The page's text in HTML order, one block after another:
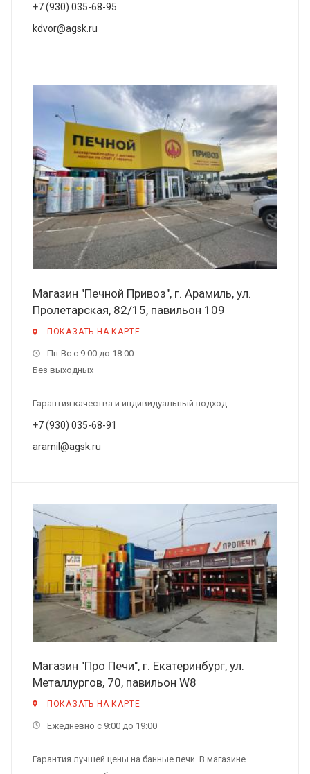
+7 (930) 035-68-95
kdvor@agsk.ru
Магазин "Печной Привоз", г. Арамиль, ул.
Пролетарская, 82/15, павильон 109
ПОКАЗАТЬ НА КАРТЕ
Пн-Вс с 9:00 до 18:00
Без выходных
Гарантия качества и индивидуальный подход
+7 (930) 035-68-91
aramil@agsk.ru
Магазин "Про Печи", г. Екатеринбург, ул.
Металлургов, 70, павильон W8
ПОКАЗАТЬ НА КАРТЕ
Ежедневно с 9:00 до 19:00
Гарантия лучшей цены на банные печи. В магазине